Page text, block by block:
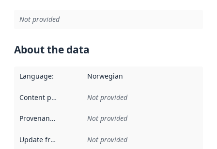
Not provided
About the data
Language: Norwegian
Content providers Not provided
Provenance Not provided
Update frequency Not provided